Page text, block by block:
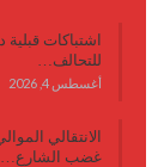
اشتباكات
للتحالف…
أغسطس 4, 2026
الانتقالي
غضب الشارع…